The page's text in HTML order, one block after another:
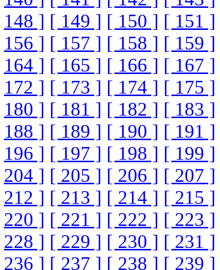
148 ] [ 149 ] [ 150 ] [ 151 ]
156 ] [ 157 ] [ 158 ] [ 159 ]
164 ] [ 165 ] [ 166 ] [ 167 ]
172 ] [ 173 ] [ 174 ] [ 175 ]
180 ] [ 181 ] [ 182 ] [ 183 ]
188 ] [ 189 ] [ 190 ] [ 191 ]
196 ] [ 197 ] [ 198 ] [ 199 ]
204 ] [ 205 ] [ 206 ] [ 207 ]
212 ] [ 213 ] [ 214 ] [ 215 ]
220 ] [ 221 ] [ 222 ] [ 223 ]
228 ] [ 229 ] [ 230 ] [ 231 ]
236 ] [ 237 ] [ 238 ] [ 239 ]